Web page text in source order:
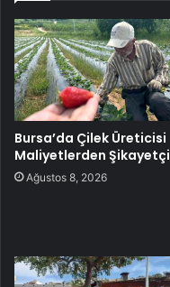
Bursa’da Çilek Üreticisi
Maliyetlerden Şikayetçi
Ağustos 8, 2026